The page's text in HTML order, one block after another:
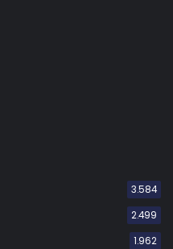
3.584
2.499
1.962